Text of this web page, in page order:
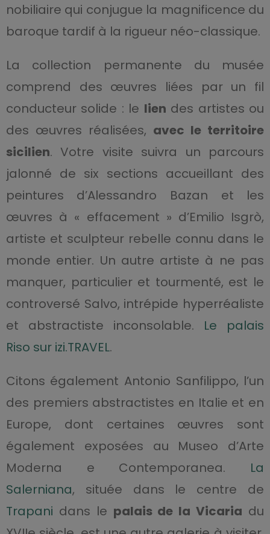
nobiliaire qui conjugue la magnificence du
baroque tardif à la rigueur néo-classique.
La collection permanente du musée
comprend des œuvres liées par un fil
conducteur solide : le lien des artistes ou
des œuvres réalisées, avec le territoire
sicilien. Votre visite suivra un parcours
jalonné de six sections accueillant des
peintures d’Alessandro Bazan et les
œuvres à « effacement » d’Emilio Isgrò,
artiste et sculpteur rebelle connu dans le
monde entier. Un autre artiste à ne pas
manquer, particulier et tourmenté, est le
controversé Salvo, intrépide hyperréaliste
et abstractiste inconsolable. Le palais
Riso sur izi.TRAVEL.
Citons également Antonio Sanfilippo, l’un
des premiers abstractistes en Italie et en
Europe, dont certaines œuvres sont
également exposées au Museo d’Arte
Moderna e Contemporanea. La
Salerniana, située dans le centre de
Trapani dans le palais de la Vicaria du